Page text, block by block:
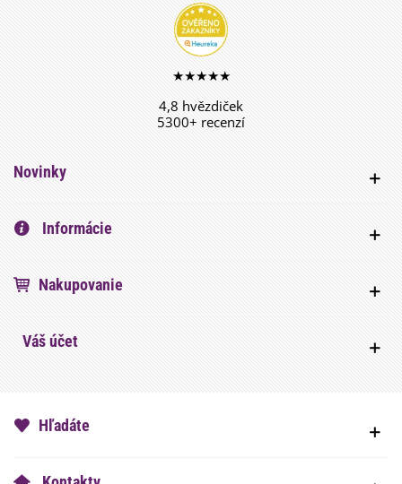
★★★★★
4,8 hvězdiček
5300+ recenzí
Novinky
Informácie
Nakupovanie
Váš účet
Hľadáte